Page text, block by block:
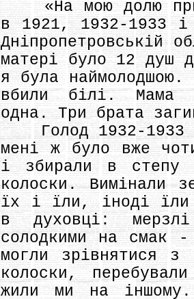
«На мою долю
в 1921, 1932-1933
Дніпропетровській
матері було 12 душ
я була
вбили білі. Мама
одна. Три брата
Голод 1932-1933
мені ж було вже
і збирали в степу
колоски. Вимінали
їх і їли, іноді їли
в духовці:
солодкими на смак -
могли зрівнятися
колоски,
жили ми на